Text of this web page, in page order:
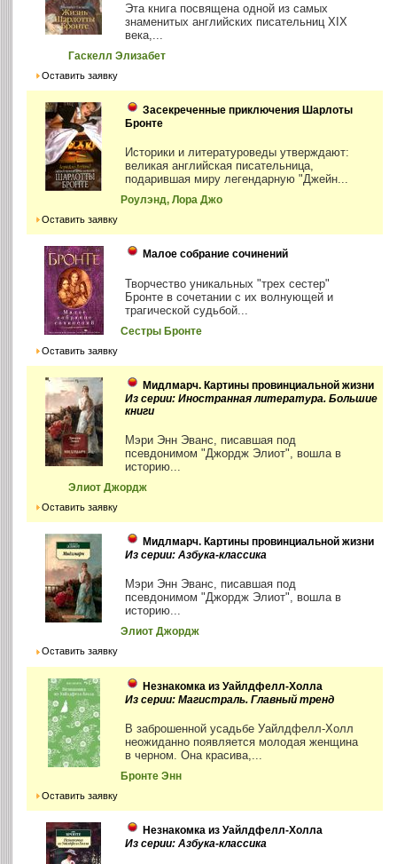
Эта книга посвящена одной из самых
знаменитых английских писательниц XIX
века,...
Гаскелл Элизабет
Оставить заявку
Засекреченные приключения Шарлоты
Бронте
Историки и литературоведы утверждают:
великая английская писательница,
подарившая миру легендарную "Джейн...
Роулэнд, Лора Джо
Оставить заявку
Малое собрание сочинений
Творчество уникальных "трех сестер"
Бронте в сочетании с их волнующей и
трагической судьбой...
Сестры Бронте
Оставить заявку
Мидлмарч. Картины провинциальной жизни
Из серии: Иностранная литература. Большие
книги
Мэри Энн Эванс, писавшая под
псевдонимом "Джордж Элиот", вошла в
историю...
Элиот Джордж
Оставить заявку
Мидлмарч. Картины провинциальной жизни
Из серии: Азбука-классика
Мэри Энн Эванс, писавшая под
псевдонимом "Джордж Элиот", вошла в
историю...
Элиот Джордж
Оставить заявку
Незнакомка из Уайлдфелл-Холла
Из серии: Магистраль. Главный тренд
В заброшенной усадьбе Уайлдфелл-Холл
неожиданно появляется молодая женщина
в черном. Она красива,...
Бронте Энн
Оставить заявку
Незнакомка из Уайлдфелл-Холла
Из серии: Азбука-классика